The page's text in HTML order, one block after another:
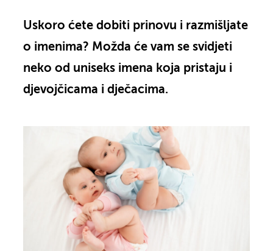
Uskoro ćete dobiti prinovu i razmišljate
o imenima? Možda će vam se svidjeti
neko od uniseks imena koja pristaju i
djevojčicama i dječacima.